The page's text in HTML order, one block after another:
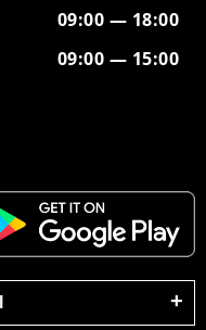
09:00 — 18:00
09:00 — 15:00